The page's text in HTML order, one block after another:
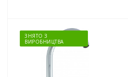
ЗНЯТО З
ВИРОБНИЦТВА